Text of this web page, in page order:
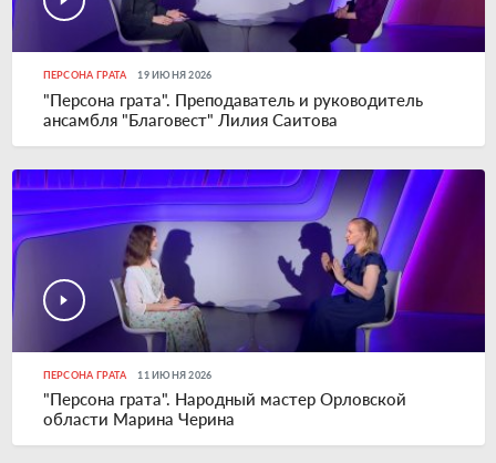
ПЕРСОНА ГРАТА 19 ИЮНЯ 2026
"Персона грата". Преподаватель и руководитель
ансамбля "Благовест" Лилия Саитова
ПЕРСОНА ГРАТА 11 ИЮНЯ 2026
"Персона грата". Народный мастер Орловской
области Марина Черина